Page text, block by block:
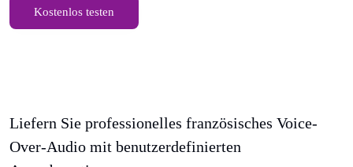
Kostenlos testen
Liefern Sie professionelles französisches Voice-
Over-Audio mit benutzerdefinierten